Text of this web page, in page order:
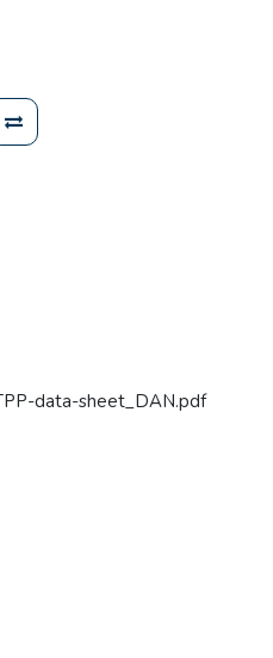
data-sheet_DAN.pdf